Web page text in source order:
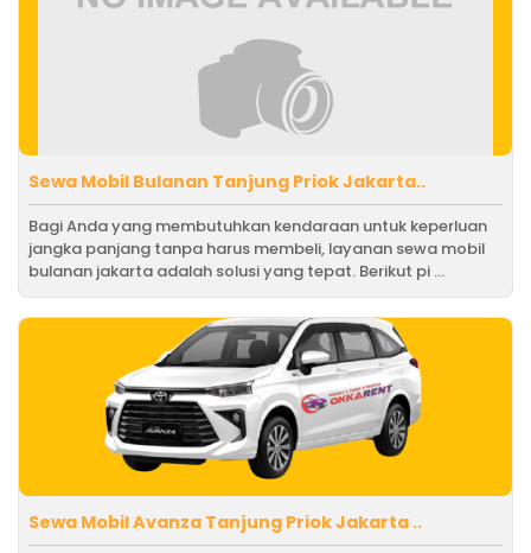
Sewa Mobil Bulanan Tanjung Priok Jakarta..
Bagi Anda yang membutuhkan kendaraan untuk keperluan
jangka panjang tanpa harus membeli, layanan sewa mobil
bulanan jakarta adalah solusi yang tepat. Berikut pi ...
Sewa Mobil Avanza Tanjung Priok Jakarta ..